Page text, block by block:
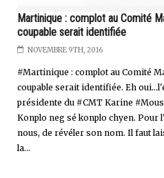
Martinique : complot au Comité
coupable serait identifiée
NOVEMBRE 9TH, 2016
#Martinique : complot au Comité
coupable serait identifiée. Eh
présidente du #CMT Karine
Konplo neg sé konplo chyen. Pour
nous, de révéler son nom. Il faut
la...